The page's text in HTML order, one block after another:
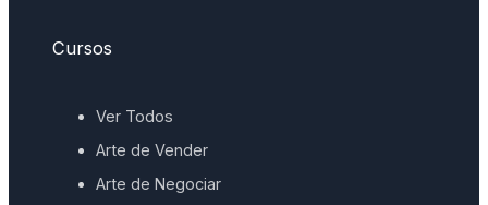
Cursos
Ver Todos
Arte de Vender
Arte de Negociar